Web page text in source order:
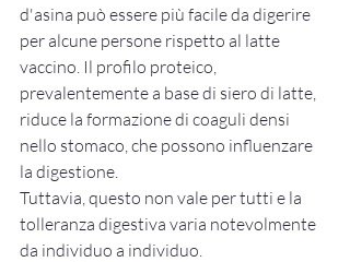
d'asina può essere più facile da digerire
per alcune persone rispetto al latte
vaccino. Il profilo proteico,
prevalentemente a base di siero di latte,
riduce la formazione di coaguli densi
nello stomaco, che possono influenzare
la digestione.
Tuttavia, questo non vale per tutti e la
tolleranza digestiva varia notevolmente
da individuo a individuo.